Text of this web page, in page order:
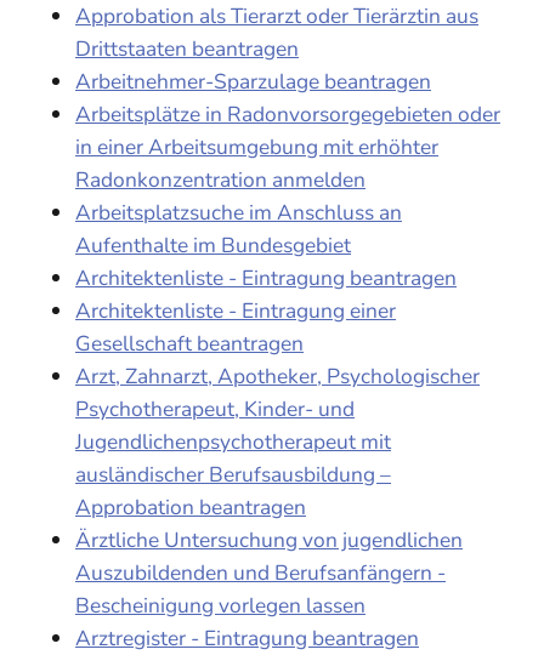
Approbation als Tierarzt oder Tierärztin aus
Drittstaaten beantragen
Arbeitnehmer-Sparzulage beantragen
Arbeitsplätze in Radonvorsorgegebieten oder
in einer Arbeitsumgebung mit erhöhter
Radonkonzentration anmelden
Arbeitsplatzsuche im Anschluss an
Aufenthalte im Bundesgebiet
Architektenliste - Eintragung beantragen
Architektenliste - Eintragung einer
Gesellschaft beantragen
Arzt, Zahnarzt, Apotheker, Psychologischer
Psychotherapeut, Kinder- und
Jugendlichenpsychotherapeut mit
ausländischer Berufsausbildung –
Approbation beantragen
Ärztliche Untersuchung von jugendlichen
Auszubildenden und Berufsanfängern -
Bescheinigung vorlegen lassen
Arztregister - Eintragung beantragen